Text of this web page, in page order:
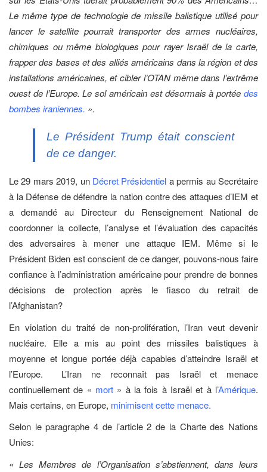
Le même type de technologie de missile balistique utilisé pour
lancer le satellite pourrait transporter des armes nucléaires,
chimiques ou même biologiques pour rayer Israël de la carte,
frapper des bases et des alliés américains dans la région et des
installations américaines, et cibler l’OTAN même dans l’extrême
ouest de l’Europe. Le sol américain est désormais à portée des
bombes iraniennes. ».
Le Président Trump était conscient
de ce danger.
Le 29 mars 2019, un Décret Présidentiel a permis au Secrétaire
à la Défense de défendre la nation contre des attaques d’IEM et
a demandé au Directeur du Renseignement National de
coordonner la collecte, l’analyse et l’évaluation des capacités
des adversaires à mener une attaque IEM. Même si le
Président Biden est conscient de ce danger, pouvons-nous faire
confiance à l’administration américaine pour prendre de bonnes
décisions de protection après le fiasco du retrait de
l’Afghanistan?
En violation du traité de non-prolifération, l’Iran veut devenir
nucléaire. Elle a mis au point des missiles balistiques à
moyenne et longue portée déjà capables d’atteindre Israël et
l’Europe. L’Iran ne reconnaît pas Israël et menace
continuellement de « mort » à la fois à Israël et à l’Amérique.
Mais certains, en Europe, minimisent cette menace.
Selon le paragraphe 4 de l’article 2 de la Charte des Nations
Unies:
« Les Membres de l’Organisation s’abstiennent, dans leurs